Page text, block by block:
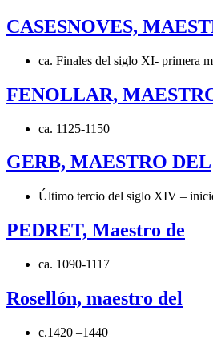
CASESNOVES,
ca. Finales del siglo XI- primera
FENOLLAR,
ca. 1125-1150
GERB, MAESTRO DEL
Último tercio del siglo XIV –
PEDRET, Maestro de
ca. 1090-1117
Rosellón, maestro del
c.1420 –1440